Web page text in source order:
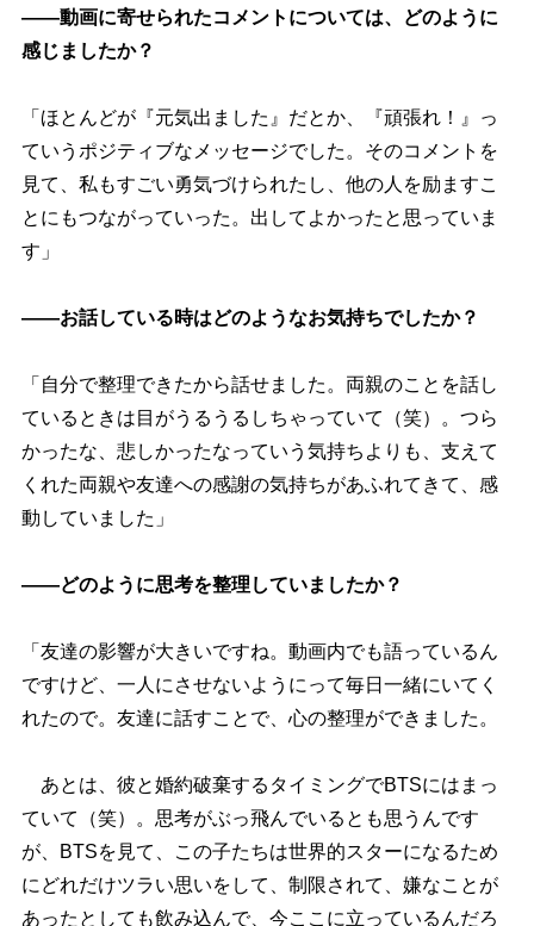
――動画に寄せられたコメントについては、どのように
感じましたか？
「ほとんどが『元気出ました』だとか、『頑張れ！』っ
ていうポジティブなメッセージでした。そのコメントを
見て、私もすごい勇気づけられたし、他の人を励ますこ
とにもつながっていった。出してよかったと思っていま
す」
――お話している時はどのようなお気持ちでしたか？
「自分で整理できたから話せました。両親のことを話し
ているときは目がうるうるしちゃっていて（笑）。つら
かったな、悲しかったなっていう気持ちよりも、支えて
くれた両親や友達への感謝の気持ちがあふれてきて、感
動していました」
――どのように思考を整理していましたか？
「友達の影響が大きいですね。動画内でも語っているん
ですけど、一人にさせないようにって毎日一緒にいてく
れたので。友達に話すことで、心の整理ができました。
あとは、彼と婚約破棄するタイミングでBTSにはまっ
ていて（笑）。思考がぶっ飛んでいるとも思うんです
が、BTSを見て、この子たちは世界的スターになるため
にどれだけツラい思いをして、制限されて、嫌なことが
あったとしても飲み込んで、今ここに立っているんだろ